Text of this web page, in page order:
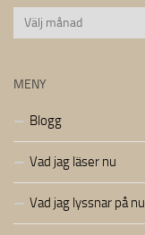
Arkiv
MENY
Blogg
Vad jag läser nu
Vad jag lyssnar på nu